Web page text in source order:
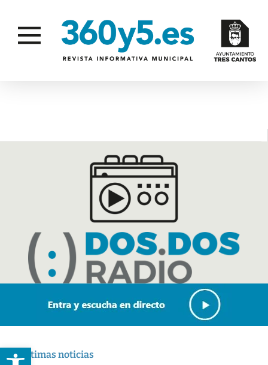
Abrir barra de herramientas
Últimas noticias